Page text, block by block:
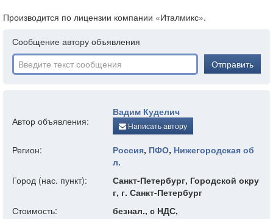
Производится по лицензии компании «Италмикс».
Сообщение автору объявления
Отправить
Автор объявления:
Вадим Куделич
Написать автору
Регион: Россия, ПФО, Нижегородская об
л.
Город (нас. пункт):
Санкт-Петербург, Городской окру
г, г. Санкт-Петербург
Стоимость:
безнал., с НДС,